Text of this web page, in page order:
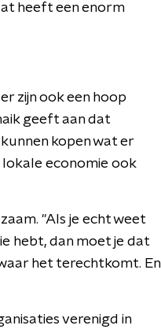
heeft een enorm
zijn ook een hoop
geeft aan dat
kopen wat er
lokale economie ook
"Als je echt weet
hebt, dan moet je dat
het terechtkomt. En
verenigd in